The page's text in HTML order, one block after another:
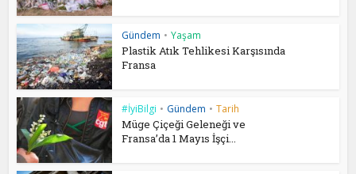
Gündem • Yaşam
Plastik Atık Tehlikesi Karşısında
Fransa
#İyiBilgi • Gündem • Tarih
Müge Çiçeği Geleneği ve
Fransa’da 1 Mayıs İşçi...